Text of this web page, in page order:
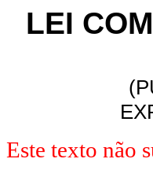
LEI
Este texto não